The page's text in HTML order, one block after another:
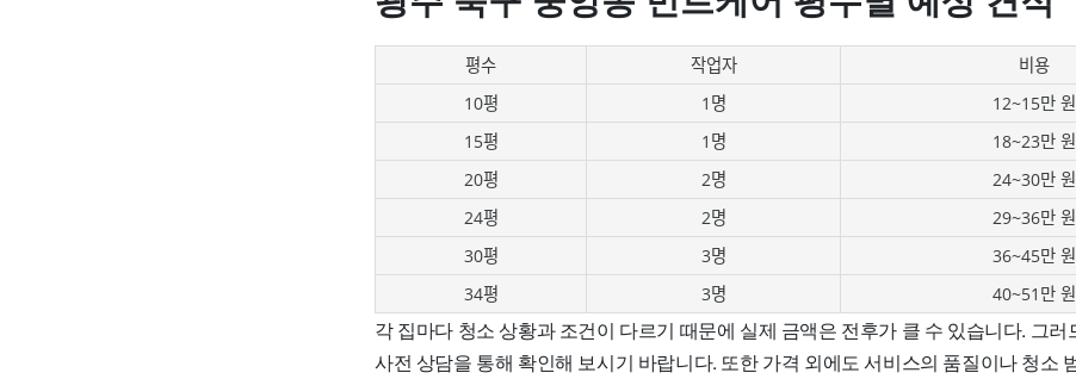
평수 작업자
비용
10평
1명
12~15만 원
15평
1명
18~23만 원
20평
2명
24~30만 원
24평
2명
29~36만 원
30평
3명
36~45만 원
34평
3명 40~51만 원
각 집마다 청소 상황과 조건이 다르기 때문에 실제 금액은 전후가 클 수 있습니다. 그
사전 상담을 통해 확인해 보시기 바랍니다. 또한 가격 외에도 서비스의 품질이나 청소